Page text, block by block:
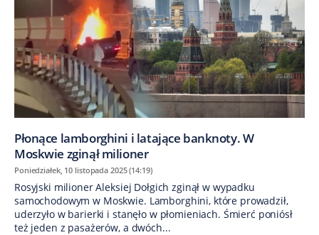
Płonące lamborghini i latające banknoty. W
Moskwie zginął milioner
Poniedziałek, 10 listopada 2025 (14:19)
Rosyjski milioner Aleksiej Dołgich zginął w wypadku
samochodowym w Moskwie. Lamborghini, które prowadził,
uderzyło w barierki i stanęło w płomieniach. Śmierć poniósł
też jeden z pasażerów, a dwóch...